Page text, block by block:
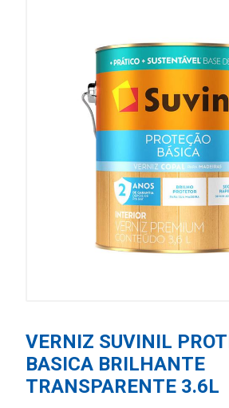
VERNIZ SUVINIL
BASICA BRILHANTE
TRANSPARENTE 3.6L